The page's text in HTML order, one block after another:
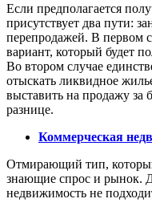
Если предполагается
присутствует два пути:
перепродажей. В первом
вариант, который будет
Во втором случае
отыскать ликвидное
выставить на продажу за
разнице.
Коммерческая
Отмирающий тип,
знающие спрос и рынок.
недвижимость не